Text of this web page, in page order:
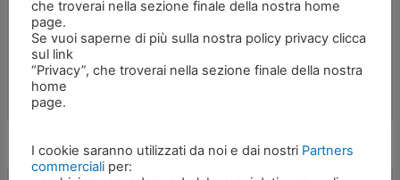
Portata d’olio per la rotazione L/min
che troverai nella sezione finale della nostra home
page.
Se vuoi saperne di più sulla nostra policy privacy clicca
sul link
“Privacy”, che troverai nella sezione finale della nostra
home
page.
I cookie saranno utilizzati da noi e dai nostri Partners
commerciali per: